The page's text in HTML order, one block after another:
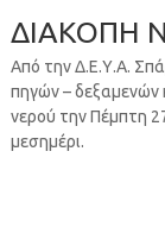
ΔΙΑΚΟΠΗ
Από την Δ.Ε.Υ.Α.
πηγών – δεξαμενών
νερού την Πέμπτη
μεσημέρι.